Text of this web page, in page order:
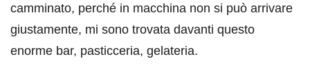
camminato, perché in macchina non si può arrivare
giustamente, mi sono trovata davanti questo
enorme bar, pasticceria, gelateria.